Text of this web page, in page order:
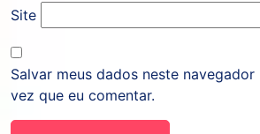
Site
Salvar meus dados neste
vez que eu comentar.